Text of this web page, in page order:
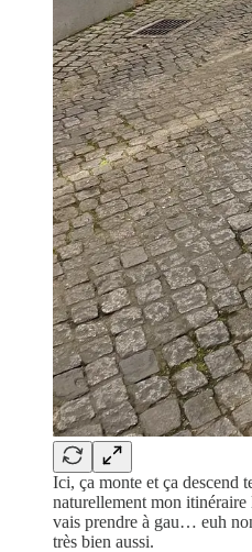
Ici, ça monte et ça descend
naturellement mon
vais prendre à gau… euh
très bien aussi.